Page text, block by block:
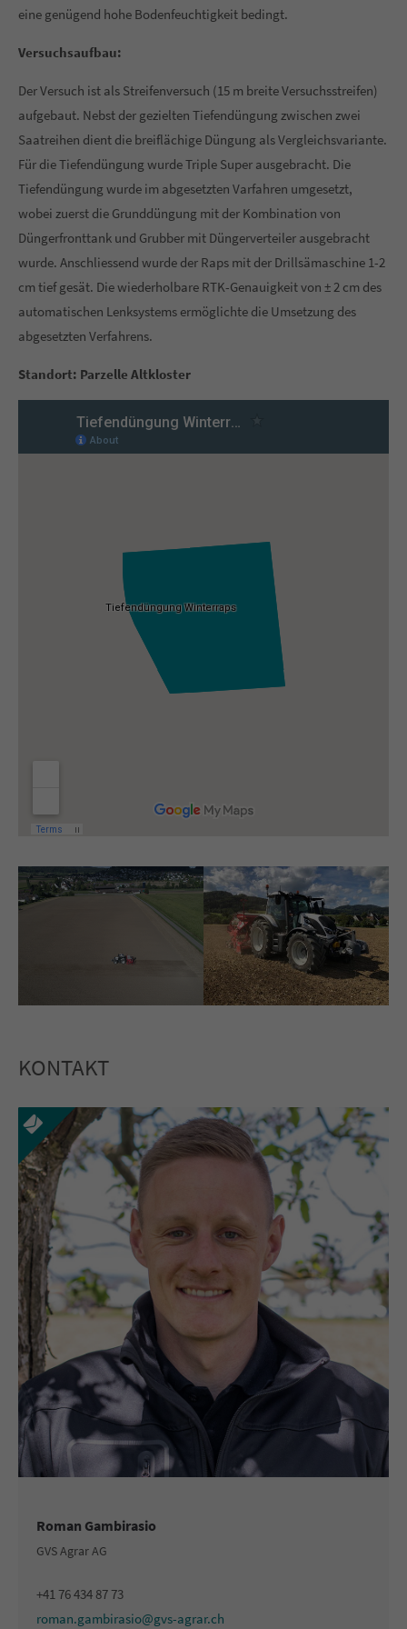
Aenean commodo ligula eget dolor. Aenean massa. Cum
sociis natoque penatibus et magnis dis parturient montes,
nascetur ridiculus mus. Donec quam felis, ultricies nec.
eine genügend hohe Bodenfeuchtigkeit bedingt.
Versuchsaufbau:
Der Versuch ist als Streifenversuch (15 m breite Versuchsstreifen)
aufgebaut. Nebst der gezielten Tiefendüngung zwischen zwei
Saatreihen dient die breiflächige Düngung als Vergleichsvariante.
Für die Tiefendüngung wurde Triple Super ausgebracht. Die
Tiefendüngung wurde im abgesetzten Varfahren umgesetzt,
wobei zuerst die Grunddüngung mit der Kombination von
Düngerfronttank und Grubber mit Düngerverteiler ausgebracht
wurde. Anschliessend wurde der Raps mit der Drillsämaschine 1-2
cm tief gesät. Die wiederholbare RTK-Genauigkeit von ± 2 cm des
automatischen Lenksystems ermöglichte die Umsetzung des
abgesetzten Verfahrens.
Standort: Parzelle Altkloster
KONTAKT
Roman Gambirasio
GVS Agrar AG
+41 76 434 87 73
roman.gambirasio@gvs-agrar.ch